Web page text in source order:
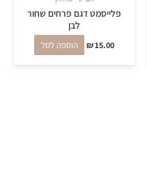
פלייסמט דגם פרחים שחור
לבן
₪15.00 הוספה לסל